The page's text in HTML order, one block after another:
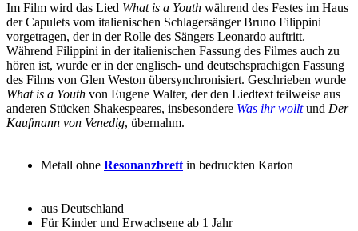
Im Film wird das Lied What is a Youth während des Festes im Haus
der Capulets vom italienischen Schlagersänger Bruno Filippini
vorgetragen, der in der Rolle des Sängers Leonardo auftritt.
Während Filippini in der italienischen Fassung des Filmes auch zu
hören ist, wurde er in der englisch- und deutschsprachigen Fassung
des Films von Glen Weston übersynchronisiert. Geschrieben wurde
What is a Youth von Eugene Walter, der den Liedtext teilweise aus
anderen Stücken Shakespeares, insbesondere Was ihr wolltund Der
Kaufmann von Venedig, übernahm.
Metall ohne Resonanzbrett in bedruckten Karton
aus Deutschland
Für Kinder und Erwachsene ab 1 Jahr